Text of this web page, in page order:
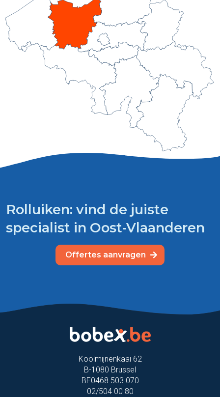
Rolluiken: vind de juiste
specialist in Oost-Vlaanderen
Offertes aanvragen
Koolmijnenkaai 62
B-1080 Brussel
BE0468.503.070
02/504 00 80